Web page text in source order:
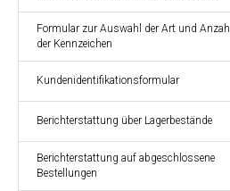
Formular zur Auswahl der Art und Anzahl
der Kennzeichen
Kundenidentifikationsformular
Berichterstattung über Lagerbestände
Berichterstattung auf abgeschlossene
Bestellungen